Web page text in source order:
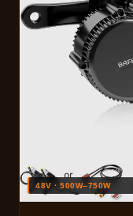
48V · 500W–750W